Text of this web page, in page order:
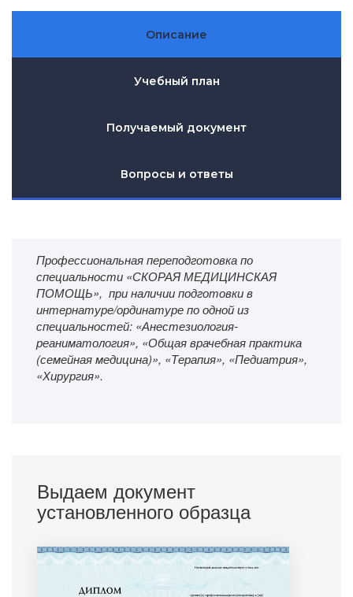
Описание
Учебный план
Получаемый документ
Вопросы и ответы
Профессиональная переподготовка по
специальности «СКОРАЯ МЕДИЦИНСКАЯ
ПОМОЩЬ», при наличии подготовки в
интернатуре/ординатуре по одной из
специальностей: «Анестезиология-
реаниматология», «Общая врачебная практика
(семейная медицина)», «Терапия», «Педиатрия»,
«Хирургия».
Выдаем документ
установленного образца